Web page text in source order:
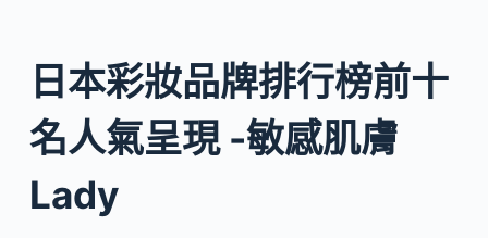
日本彩妝品牌排行榜前十
名人氣呈現 -敏感肌膚
Lady